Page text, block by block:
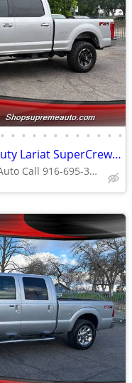
• • • • • • • • • • • •
2017 Ford F250 Super Duty Lariat SuperCrew*4X4*Tow Package*Lifted*FX4*
Supreme Auto Call 916-695-3086 fair oaks